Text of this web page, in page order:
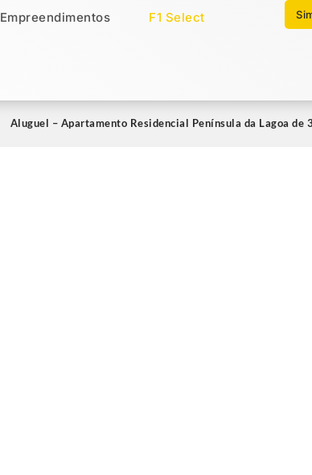
Empreendimentos F1 Select
Empreendimentos Imóveis Select
Aluguel – Apartamento Residencial Península da Lagoa